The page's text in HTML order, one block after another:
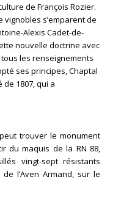
de François Rozier.
s’emparent de
Alexis Cadet-de-
nouvelle doctrine avec
les renseignements
ses principes, Chaptal
1807, qui a
trouver le monument
du maquis de la RN 88,
vingt-sept résistants
l’Aven Armand, sur le